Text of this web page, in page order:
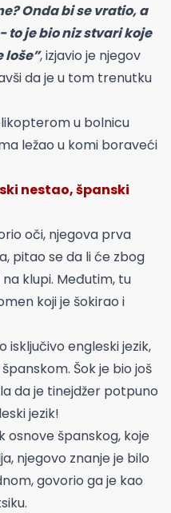
Onda bi se vratio, a
to je bio niz stvari koje
loše”, izjavio je njegov
da je u tom trenutku
u bolnicu
ležao u komi boraveći
nestao, španski
oči, njegova prva
pitao se da li će zbog
klupi. Međutim, tu
koji je šokirao i
isključivo engleski jezik,
Šok je bio još
da je tinejdžer potpuno
jezik!
osnove španskog, koje
njegovo znanje je bilo
govorio ga je kao